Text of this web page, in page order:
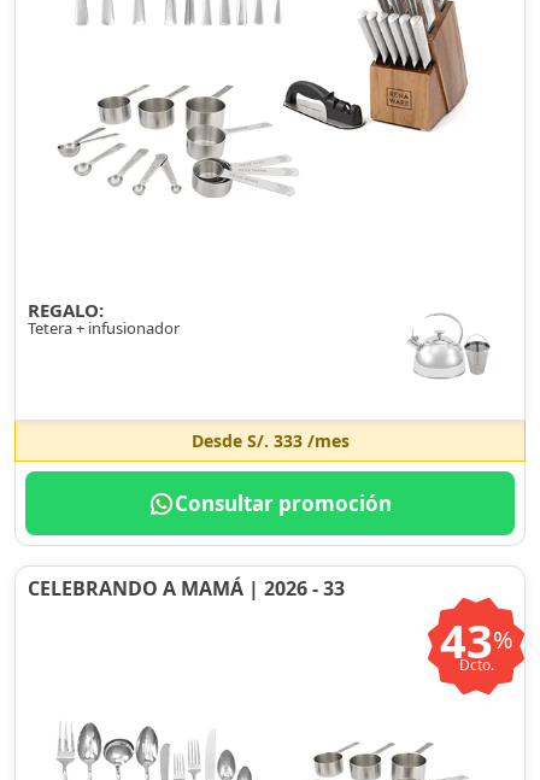
REGALO:
Tetera + infusionador
Desde S/. 333/mes
Consultar promoción
CELEBRANDO A MAMÁ | 2026 - 33
43%
Dcto.